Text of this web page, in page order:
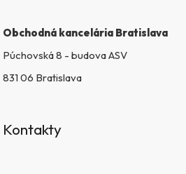
Obchodná kancelária Bratislava
Púchovská 8 - budova ASV
831 06 Bratislava
Kontakty